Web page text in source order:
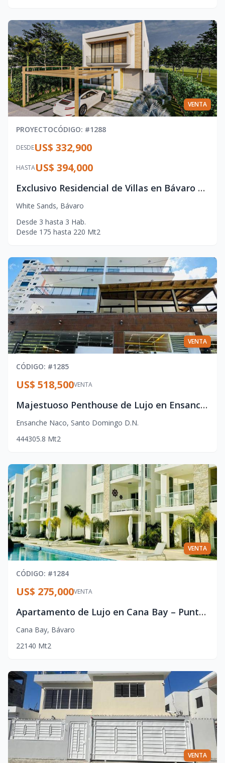
VENTA
PROYECTOCÓDIGO: #1288
DESDEUS$ 332,900
HASTAUS$ 394,000
Exclusivo Residencial de Villas en Bávaro con Acceso Privado a Playa
White Sands, Bávaro
Desde 3 hasta 3 Hab.
Desde 175 hasta 220 Mt2
VENTA
CÓDIGO: #1285
VENTA
US$ 518,500
Majestuoso Penthouse de Lujo en Ensanche Naco – Santo Domingo DN
Ensanche Naco, Santo Domingo D.N.
444305.8 Mt2
VENTA
CÓDIGO: #1284
VENTA
US$ 275,000
Apartamento de Lujo en Cana Bay – Punta Cana con Vista al Golf
Cana Bay, Bávaro
22140 Mt2
VENTA